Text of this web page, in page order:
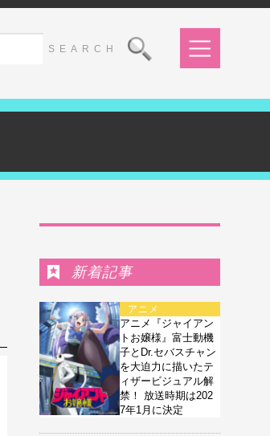
新着記事
アニメ
アニメ『ジャイアン
トお嬢様』富士動機
子とDr.セバスチャン
を大迫力に描いたテ
ィザービジュアル解
禁！ 放送時期は202
7年1月に決定